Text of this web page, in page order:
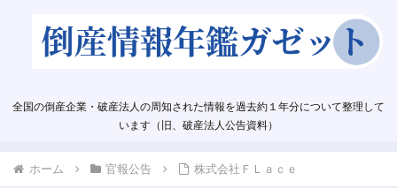
全国の倒産企業・破産法人の周知された情報を過去約１年分について整理して
います（旧、破産法人公告資料）
ホーム 官報公告 株式会社ＦＬａｃｅ